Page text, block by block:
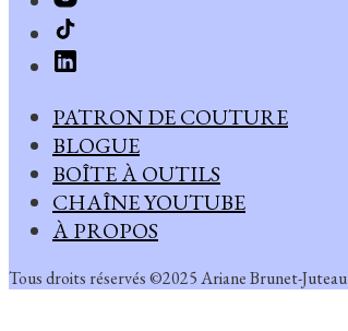
PATRON DE COUTURE
BLOGUE
BOÎTE À OUTILS
CHAÎNE YOUTUBE
À PROPOS
Tous droits réservés ©2025 Ariane Brunet-Juteau